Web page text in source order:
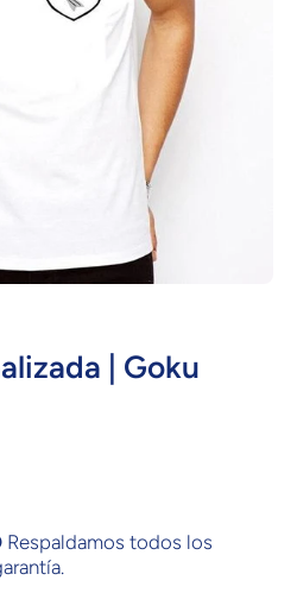
| Goku
Respaldamos todos los